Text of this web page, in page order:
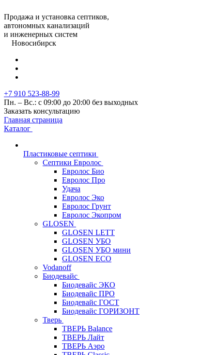
Продажа и установка септиков,
автономных канализаций
и инженерных систем
Новосибирск
+7 910 523-88-99
Пн. – Вс.: с 09:00 до 20:00 без выходных
Заказать консультацию
Главная страница
Каталог
Пластиковые септики
Септики Евролос
Евролос Био
Евролос Про
Удача
Евролос Эко
Евролос Грунт
Евролос Экопром
GLOSEN
GLOSEN LETT
GLOSEN УБО
GLOSEN УБО мини
GLOSEN ECO
Vodanoff
Биодевайс
Биодевайс ЭКО
Биодевайс ПРО
Биодевайс ГОСТ
Биодевайс ГОРИЗОНТ
Тверь
ТВЕРЬ Balance
ТВЕРЬ Лайт
ТВЕРЬ Аэро